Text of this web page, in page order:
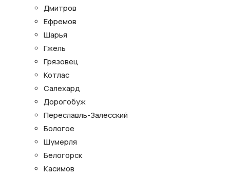
Дмитров
Ефремов
Шарья
Гжель
Грязовец
Котлас
Салехард
Дорогобуж
Переславль-Залесский
Бологое
Шумерля
Белогорск
Касимов